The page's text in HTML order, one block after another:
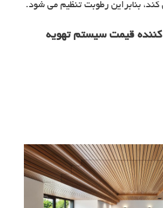
بنابراین رطوبت تنظیم می‌ شود.
قیمت سیستم تهویه